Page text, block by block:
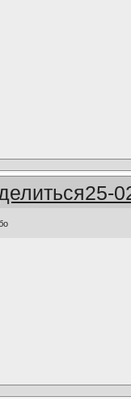
25-